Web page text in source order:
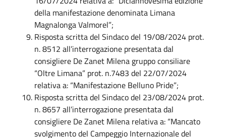
della manifestazione denominata Limana
Magnalonga Valmorel”;
Risposta scritta del Sindaco del 19/08/2024 prot.
n. 8512 all’interrogazione presentata dal
consigliere De Zanet Milena gruppo consiliare
“Oltre Limana” prot. n.7483 del 22/07/2024
relativa a: “Manifestazione Belluno Pride”;
Risposta scritta del Sindaco del 23/08/2024 prot.
n. 8657 all’interrogazione presentata dal
consigliere De Zanet Milena relativa a: “Mancato
svolgimento del Campeggio Internazionale del